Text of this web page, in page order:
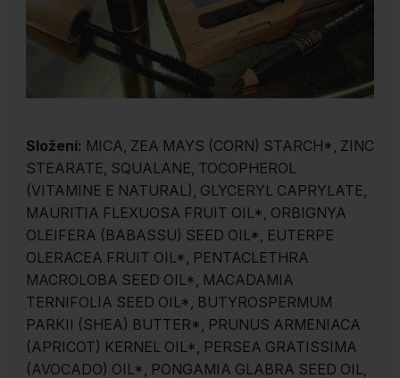
Složení: MICA, ZEA MAYS (CORN) STARCH*, ZINC
STEARATE, SQUALANE, TOCOPHEROL
(VITAMINE E NATURAL), GLYCERYL CAPRYLATE,
MAURITIA FLEXUOSA FRUIT OIL*, ORBIGNYA
OLEIFERA (BABASSU) SEED OIL*, EUTERPE
OLERACEA FRUIT OIL*, PENTACLETHRA
MACROLOBA SEED OIL*, MACADAMIA
TERNIFOLIA SEED OIL*, BUTYROSPERMUM
PARKII (SHEA) BUTTER*, PRUNUS ARMENIACA
(APRICOT) KERNEL OIL*, PERSEA GRATISSIMA
(AVOCADO) OIL*, PONGAMIA GLABRA SEED OIL,